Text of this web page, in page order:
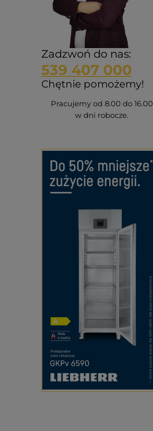
Zadzwoń do nas:
539 407 000
Chętnie pomożemy!
Pracujemy od 8.00 do 16.00
w dni robocze.